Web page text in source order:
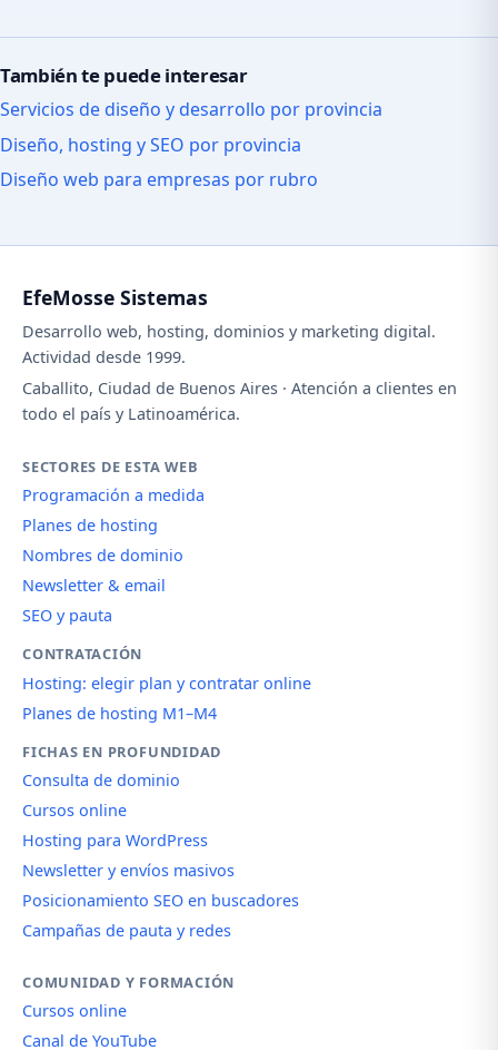
También te puede interesar
Servicios de diseño y desarrollo por provincia
Diseño, hosting y SEO por provincia
Diseño web para empresas por rubro
EfeMosse Sistemas
Desarrollo web, hosting, dominios y marketing digital.
Actividad desde 1999.
Caballito, Ciudad de Buenos Aires · Atención a clientes en
todo el país y Latinoamérica.
SECTORES DE ESTA WEB
Programación a medida
Planes de hosting
Nombres de dominio
Newsletter & email
SEO y pauta
CONTRATACIÓN
Hosting: elegir plan y contratar online
Planes de hosting M1–M4
FICHAS EN PROFUNDIDAD
Consulta de dominio
Cursos online
Hosting para WordPress
Newsletter y envíos masivos
Posicionamiento SEO en buscadores
Campañas de pauta y redes
COMUNIDAD Y FORMACIÓN
Cursos online
Canal de YouTube